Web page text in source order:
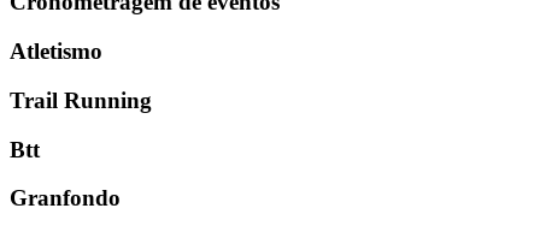
Atletismo
Trail Running
Btt
Granfondo